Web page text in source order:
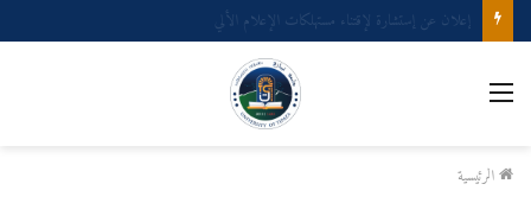
إعلان عن إستشارة لإقتناء عتاد ولوازم الإعلام الألي
القائمة
الرئيسية